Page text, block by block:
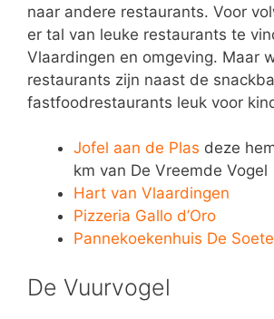
naar andere restaurants. Voor
er tal van leuke restaurants te
Vlaardingen en omgeving. Maar
restaurants zijn naast de
fastfoodrestaurants leuk voor
Jofel aan de Plas deze
km van De Vreemde Vogel
Hart van Vlaardingen
Pizzeria Gallo d’Oro
Pannekoekenhuis De
De Vuurvogel